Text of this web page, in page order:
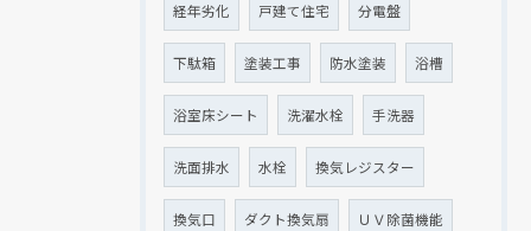
経年劣化 戸建て住宅 分電盤
下駄箱 塗装工事 防水塗装 浴槽
浴室床シート 洗濯水栓 手洗器
洗面排水 水栓 換気レジスター
換気口 ダクト換気扇 ＵＶ除菌機能